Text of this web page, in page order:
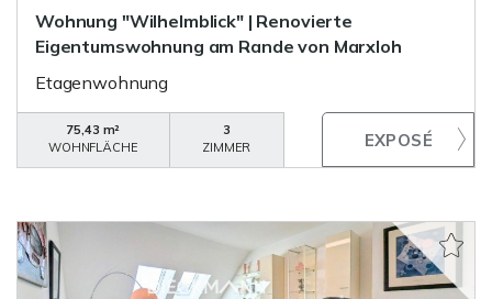
Wohnung "Wilhelmblick" | Renovierte
Eigentumswohnung am Rande von Marxloh
Etagenwohnung
75,43 m²
WOHNFLÄCHE
3
ZIMMER